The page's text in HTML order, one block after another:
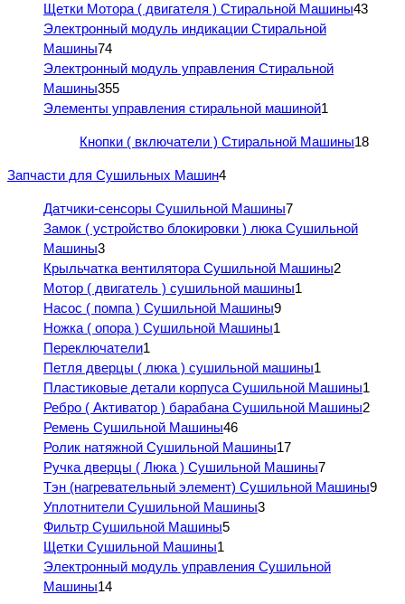
Щетки Мотора ( двигателя ) Стиральной Машины43
Электронный модуль индикации Стиральной
Машины74
Электронный модуль управления Стиральной
Машины355
Элементы управления стиральной машиной1
Кнопки ( включатели ) Стиральной Машины18
Запчасти для Сушильных Машин4
Датчики-сенсоры Сушильной Машины7
Замок ( устройство блокировки ) люка Сушильной
Машины3
Крыльчатка вентилятора Сушильной Машины2
Мотор ( двигатель ) сушильной машины1
Насос ( помпа ) Сушильной Машины9
Ножка ( опора ) Сушильной Машины1
Переключатели1
Петля дверцы ( люка ) сушильной машины1
Пластиковые детали корпуса Сушильной Машины1
Ребро ( Активатор ) барабана Сушильной Машины2
Ремень Сушильной Машины46
Ролик натяжной Сушильной Машины17
Ручка дверцы ( Люка ) Сушильной Машины7
Тэн (нагревательный элемент) Сушильной Машины9
Уплотнители Сушильной Машины3
Фильтр Сушильной Машины5
Щетки Сушильной Машины1
Электронный модуль управления Сушильной
Машины14